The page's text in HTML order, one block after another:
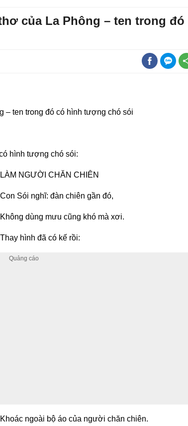
của La Phông – ten trong đó
– ten trong đó có hình tượng chó sói
hình tượng chó sói:
NGƯỜI CHĂN CHIÊN
Con Sói nghĩ: đàn chiên gần đó,
Không dùng mưu cũng khó mà xơi.
Thay hình đã có kế rồi:
Khoác ngoài bộ áo của người chăn chiên.